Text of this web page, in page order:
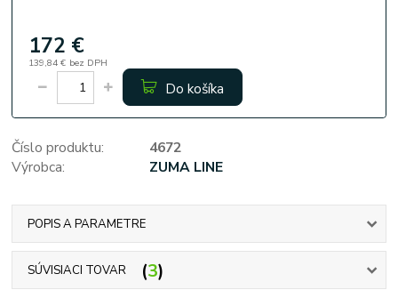
172 €
139,84 € bez DPH
Do košíka
Číslo produktu:
4672
Výrobca:
ZUMA LINE
POPIS A PARAMETRE
SÚVISIACI TOVAR 3